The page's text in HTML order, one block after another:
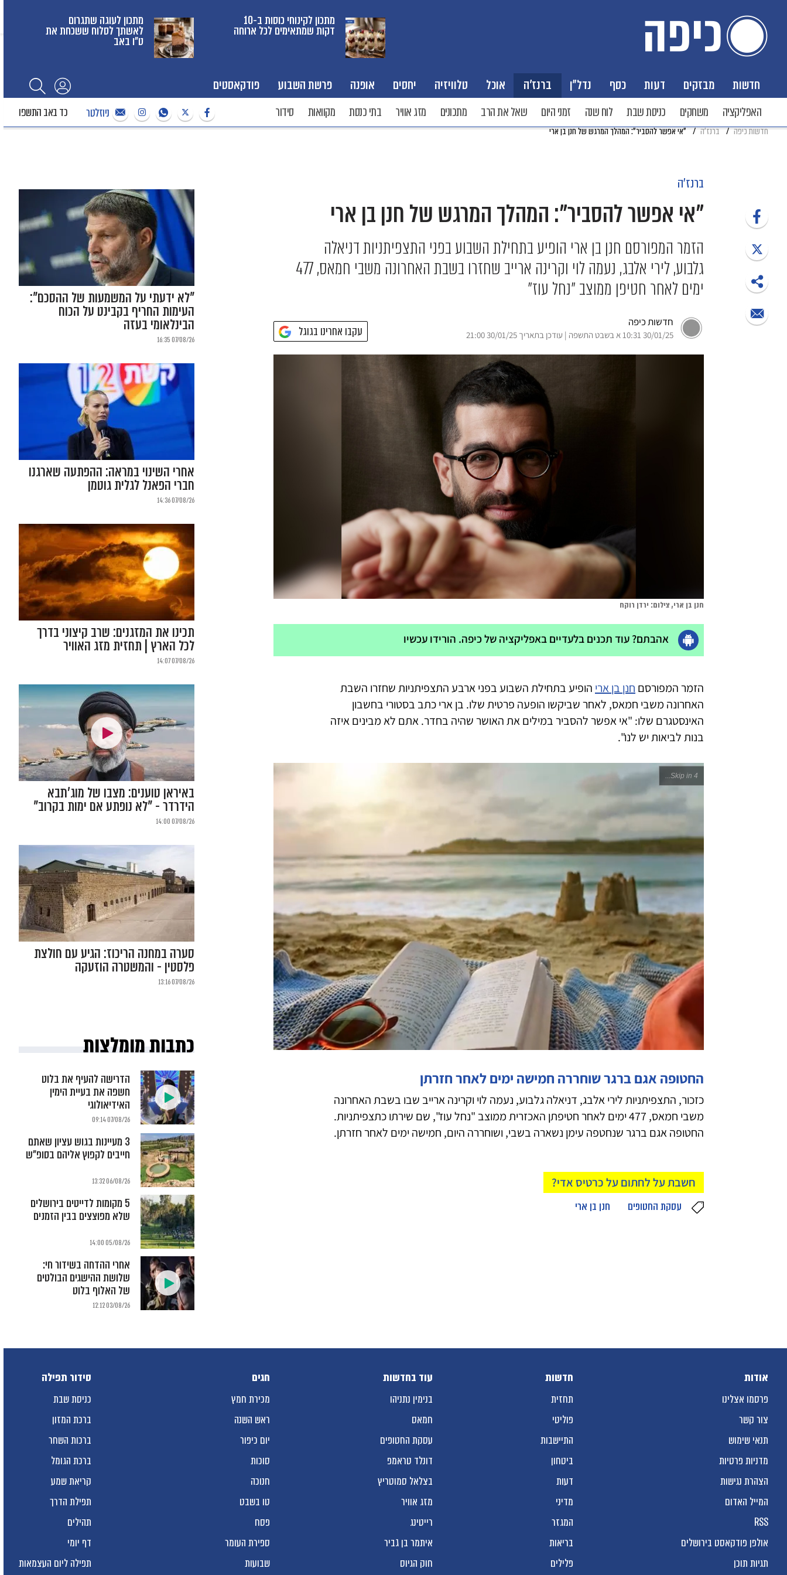
חדשות מבזקים דעות כסף נדל"ן ברנז'ה אוכל טלוויזיה יחסים אופנה פרשת השבוע פודקאסטים
האפליקציה משחקים כניסת שבת לוח שנה זמני היום שאל את הרב מתכונים מזג אוויר בתי כנסת מקוואות סידור ניוזלטר כד באב התשפו
מתכון לקינוחי כוסות ב-10
דקות שמתאימים לכל ארוחה
מתכון לעוגה שתגרום
לאשתך לסלוח ששכחת את
ט"ו באב
חדשות כיפה ברנז'ה "אי אפשר להסביר": המהלך המרגש של חנן בן ארי
ברנז'ה
"אי אפשר להסביר": המהלך המרגש של חנן בן ארי
הזמר המפורסם חנן בן ארי הופיע בתחילת השבוע בפני התצפיתניות דניאלה
גלבוע, לירי אלבג, נעמה לוי וקרינה ארייב שחזרו בשבת האחרונה משבי חמאס, 477
ימים לאחר חטיפן ממוצב "נחל עוז"
חדשות כיפה
30/01/25 10:31 א בשבט התשפה | עודכן בתאריך 30/01/25 21:00 עקבו אחרינו בגוגל
חנן בן ארי, צילום: ירדן רוקח
אהבתם? עוד תכנים בלעדיים באפליקציה של כיפה. הורידו עכשיו
הזמר המפורסם חנן בן ארי הופיע בתחילת השבוע בפני ארבע התצפיתניות שחזרו השבת
האחרונה משבי חמאס, לאחר שביקשו הופעה פרטית שלו. בן ארי כתב בסטורי בחשבון
האינסטגרם שלו: "אי אפשר להסביר במילים את האושר שהיה בחדר. אתם לא מבינים איזה
בנות לביאות יש לנו".
Unmute
100.00%
Skip in 3...
החטופה אגם ברגר שוחררה חמישה ימים לאחר חזרתן
כזכור, התצפיתניות לירי אלבג, דניאלה גלבוע, נעמה לוי וקרינה ארייב שבו בשבת האחרונה
משבי חמאס, 477 ימים לאחר חטיפתן האכזרית ממוצב "נחל עוז", שם שירתו כתצפיתניות.
החטופה אגם ברגר שנחטפה עימן נשארה בשבי, ושוחררה היום, חמישה ימים לאחר חזרתן.
חשבת על לחתום על כרטיס אדי?
עסקת החטופים
חנן בן ארי
"לא ידעתי על המשמעות של ההסכם":
העימות החריף בקבינט על הכוח
הבינלאומי בעזה
07/08/26 16:35
אחרי השינוי במראה: ההפתעה שארגנו
חברי הפאנל לגלית גוטמן
07/08/26 14:36
תכינו את המזגנים: שרב קיצוני בדרך
לכל הארץ | תחזית מזג האוויר
07/08/26 14:07
באיראן טוענים: מצבו של מוג'תבא
הידרדר - "לא נופתע אם ימות בקרוב"
07/08/26 14:00
סערה במחנה הריכוז: הגיע עם חולצת
פלסטין - והמשטרה הוזעקה
07/08/26 13:16
כתבות מומלצות
הדרישה להעיף את בלוט
חשפה את בעיית הימין
האידיאולוגי
07/08/26 09:14
3 מעיינות בגוש עציון שאתם
חייבים לקפוץ אליהם בסופ"ש
06/08/26 13:32
5 מקומות לדייטים בירושלים
שלא מפוצצים בבין הזמנים
05/08/26 14:00
אחרי ההדחה בשידור חי:
שלושת ההישגים הבולטים
של האלוף בלוט
03/08/26 12:12
אודות
פרסמו אצלינו
צור קשר
תנאי שימוש
מדניות פרטיות
הצהרת נגישות
המייל האדום
RSS
אולפן פודקאסט בירושלים
תגיות תוכן
חדשות
תחזית
פוליטי
התיישבות
ביטחון
דעות
מדיני
המגזר
בריאות
פלילים
עוד בחדשות
בנימין נתניהו
חמאס
עסקת החטופים
דונלד טראמפ
בצלאל סמוטריץ
מזג אוויר
רייטינג
איתמר בן גביר
חוק הגיוס
חגים
מכירת חמץ
ראש השנה
יום כיפור
סוכות
חנוכה
טו בשבט
פסח
ספירת העומר
שבועות
סידור תפילה
כניסת שבת
ברכת המזון
ברכות השחר
ברכת הגומל
קריאת שמע
תפילת הדרך
תהילים
דף יומי
תפילה ליום העצמאות